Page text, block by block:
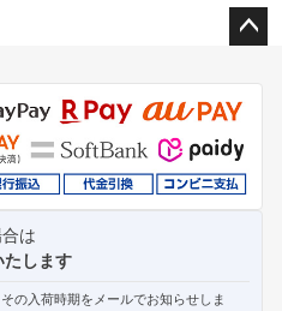
ジト
ップ
へ
は
たします
の入荷時期をメールでお知らせしま